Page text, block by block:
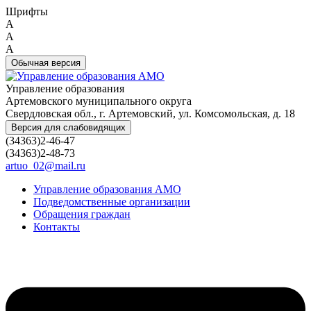
Шрифты
A
A
A
Обычная версия
Управление образования
Артемовского муниципального округа
Свердловская обл., г. Артемовский, ул. Комсомольская, д. 18
Версия для слабовидящих
(34363)2-46-47
(34363)2-48-73
artuo_02@mail.ru
Управление образования АМО
Подведомственные организации
Обращения граждан
Контакты